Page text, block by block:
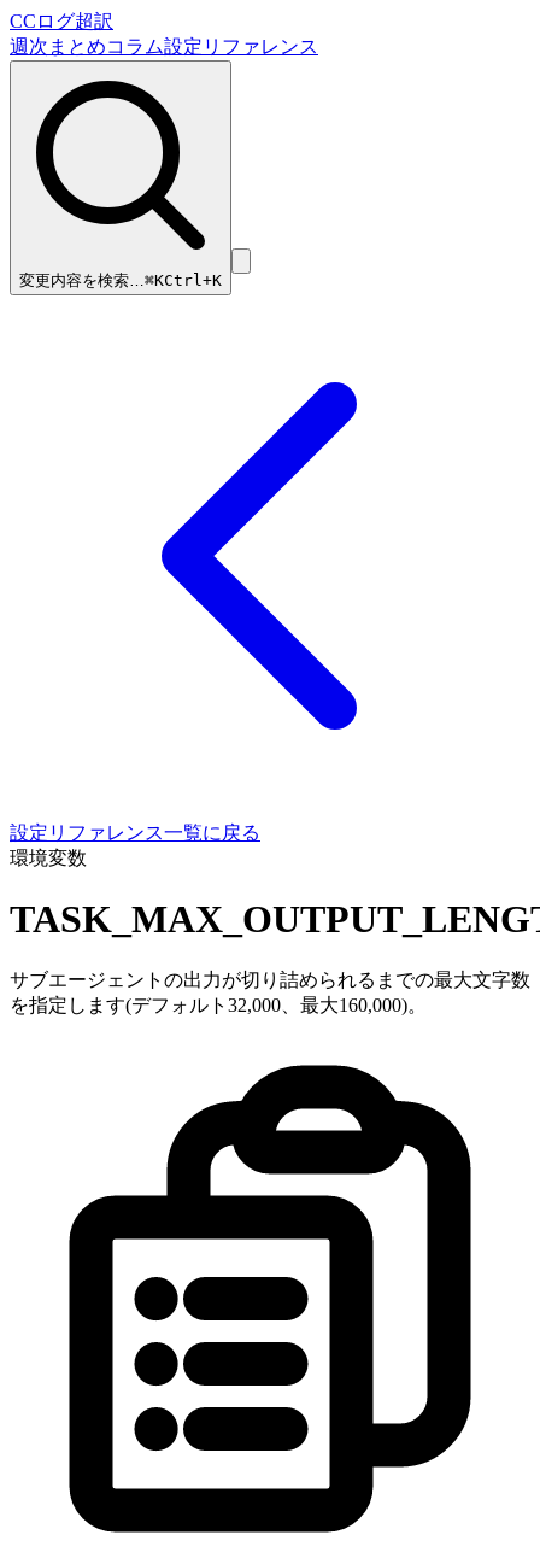
CCログ超訳
週次まとめコラム設定リファレンス
変更内容を検索…⌘KCtrl+K
設定リファレンス一覧に戻る
環境変数
サブエージェントの出力が切り詰められるまでの最大文字数
を指定します(デフォルト32,000、最大160,000)。